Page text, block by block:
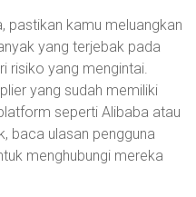
pastikan kamu meluangkan
yang terjebak pada
risiko yang mengintai.
yang sudah memiliki
seperti Alibaba atau
baca ulasan pengguna
menghubungi mereka